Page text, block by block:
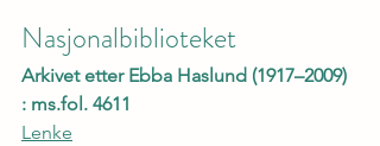
Nasjonalbiblioteket
Arkivet etter Ebba Haslund (1917–2009)
: ms.fol. 4611
Lenke